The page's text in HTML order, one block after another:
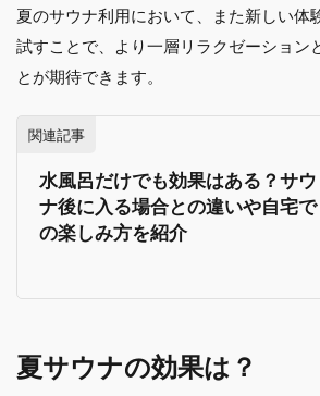
夏のサウナ利用において、また新しい体
試すことで、より一層リラクゼーション
とが期待できます。
関連記事
水風呂だけでも効果はある？サウ
ナ後に入る場合との違いや自宅で
の楽しみ方を紹介
夏サウナの効果は？